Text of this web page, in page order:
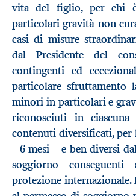
vita del figlio, per chi
particolari gravità non
casi di misure
dal Presidente del
contingenti ed
particolare sfruttamento
minori in particolari e
riconosciuti in
contenuti diversificati,
- 6 mesi – e ben diversi
soggiorno
protezione